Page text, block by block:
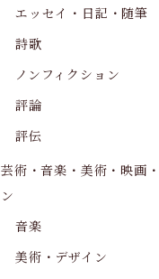
エッセイ・日記・随筆
詩歌
ノンフィクション
評論
評伝
芸術・音楽・美術・映画
ン
音楽
美術・デザイン